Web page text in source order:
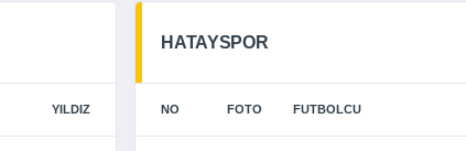
YILDIZ
HATAYSPOR
NO FOTO FUTBOLCU